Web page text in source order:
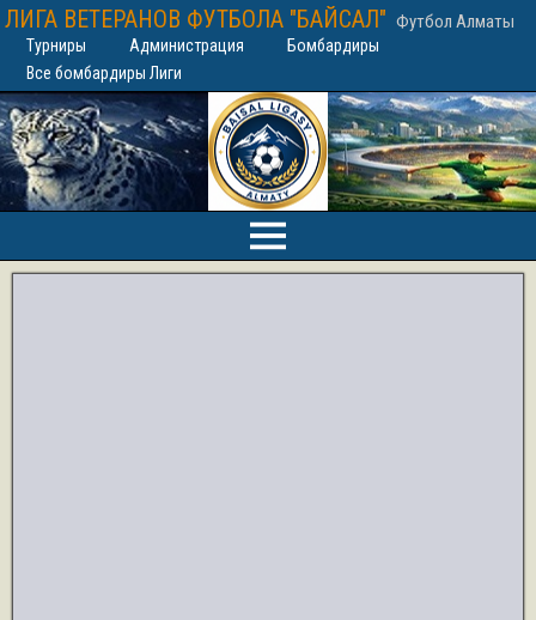
ЛИГА ВЕТЕРАНОВ ФУТБОЛА "БАЙСАЛ" Футбол Алматы
Турниры Администрация
Бомбардиры
Все бомбардиры Лиги